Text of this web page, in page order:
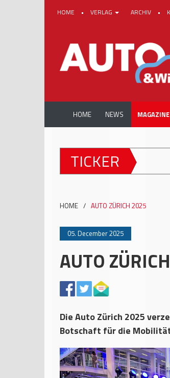
HOME • VERLAG ARCHIV •
HOME NEWS MAGAZINE
TICKER
HOME / AUTO ZÜRICH 2025
05. December 2025
AUTO
Die Auto Zürich 2025
Botschaft für die